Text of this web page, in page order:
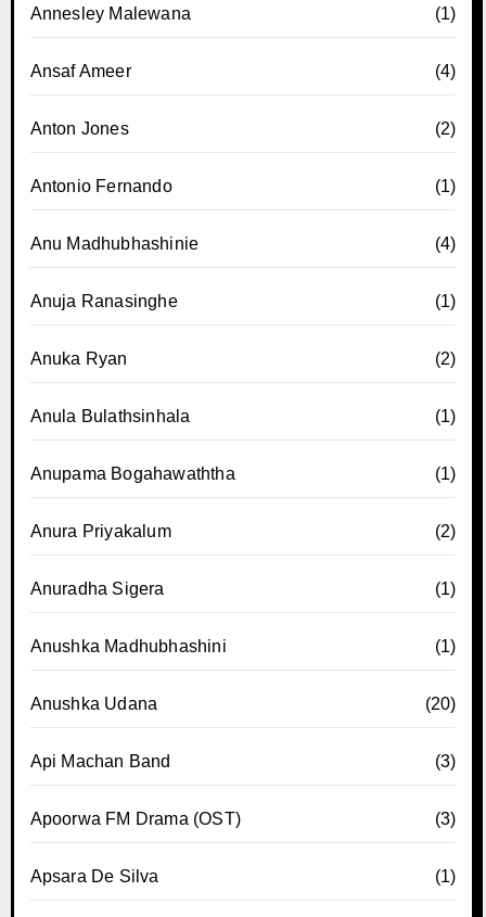
Annesley Malewana (1)
Ansaf Ameer (4)
Anton Jones (2)
Antonio Fernando (1)
Anu Madhubhashinie (4)
Anuja Ranasinghe (1)
Anuka Ryan (2)
Anula Bulathsinhala (1)
Anupama Bogahawaththa (1)
Anura Priyakalum (2)
Anuradha Sigera (1)
Anushka Madhubhashini (1)
Anushka Udana (20)
Api Machan Band (3)
Apoorwa FM Drama (OST) (3)
Apsara De Silva (1)